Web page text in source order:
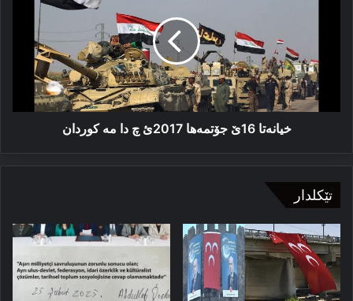
کوردان
خیانەتا 16ێ جۆتمه‌ها 2017ئ چ دا مه‌ کوردان
تێکلدار